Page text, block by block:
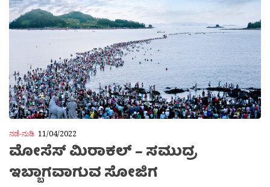
ನಡೆ-ನುಡಿ 11/04/2022
ಮೋಸೆಸ್ ಮಿರಾಕಲ್ – ಸಮುದ್ರ
ಇಬ್ಬಾಗವಾಗುವ ಸೋಜಿಗ